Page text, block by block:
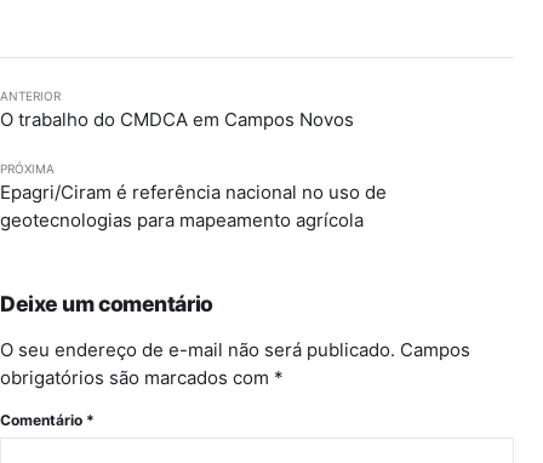
ANTERIOR
O trabalho do CMDCA em Campos Novos
PRÓXIMA
Epagri/Ciram é referência nacional no uso de
geotecnologias para mapeamento agrícola
Deixe um comentário
O seu endereço de e-mail não será publicado. Campos
obrigatórios são marcados com *
Comentário *